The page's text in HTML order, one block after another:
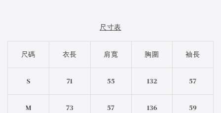
尺寸表
尺碼 衣長 肩寬 胸圍 袖長
S 71 55 132 57
M 73 57 136 59